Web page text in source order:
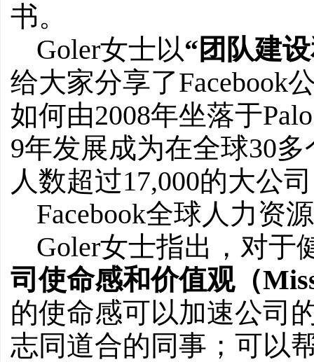
书。
Goler女士以“团队建
给大家分享了Facebook
如何由2008年坐落于
9年发展成为在全球30
人数超过17,000的大公
Facebook全球人力资
Goler女士指出，对于
司使命感和价值观（
的使命感可以加速公司
志同道合的同事；可以